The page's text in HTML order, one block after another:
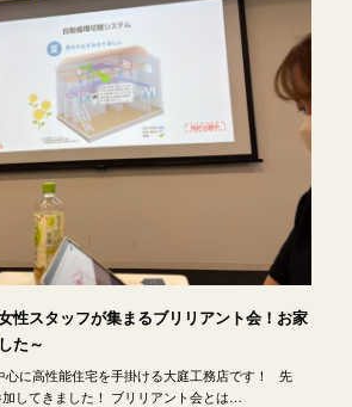
性スタッフが集まるブリリアント会！お家
た～
心に高性能住宅を手掛ける大庭工務店です！ 先
してきました！ ブリリアント会とは…